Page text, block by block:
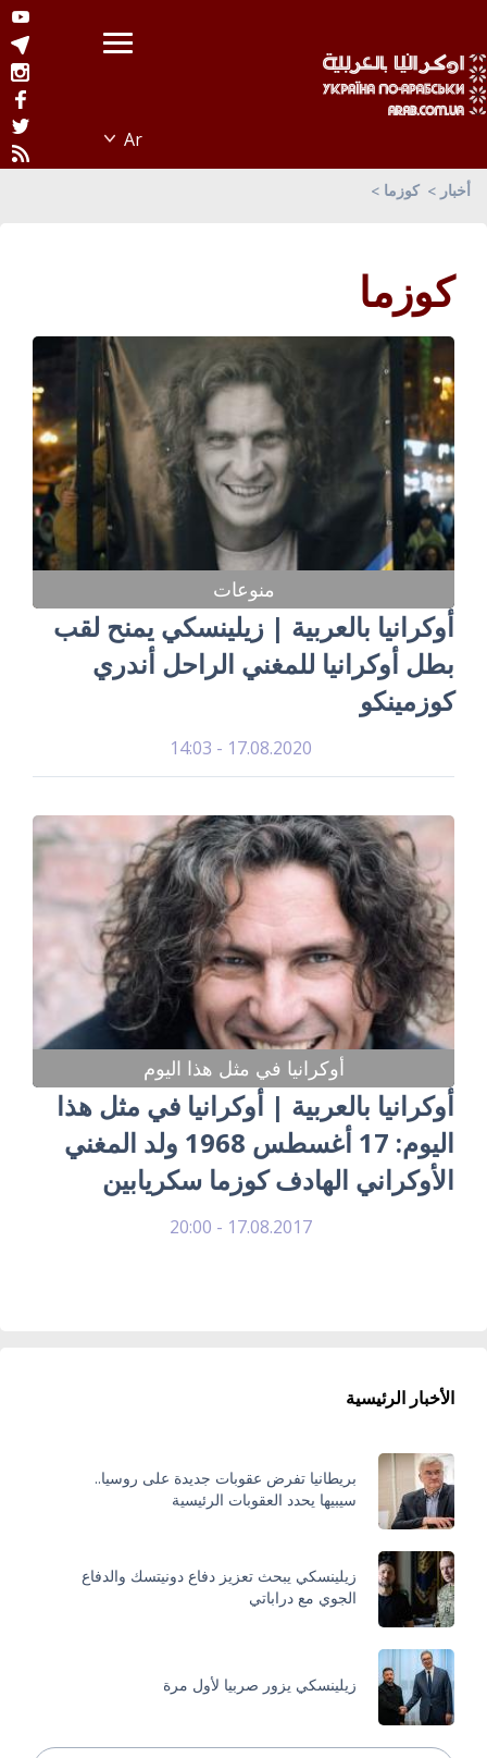
أخبار كوزما
كوزما
منوعات
أوكرانيا بالعربية | زيلينسكي يمنح لقب
بطل أوكرانيا للمغني الراحل أندري
كوزمينكو
17.08.2020 - 14:03
أوكرانيا في مثل هذا اليوم
أوكرانيا بالعربية | أوكرانيا في مثل هذا
اليوم: 17 أغسطس 1968 ولد المغني
الأوكراني الهادف كوزما سكريابين
17.08.2017 - 20:00
الأخبار الرئيسية
بريطانيا تفرض عقوبات جديدة على روسيا..
سيبيها يحدد العقوبات الرئيسية
زيلينسكي يبحث تعزيز دفاع دونيتسك والدفاع
الجوي مع دراباتي
زيلينسكي يزور صربيا لأول مرة